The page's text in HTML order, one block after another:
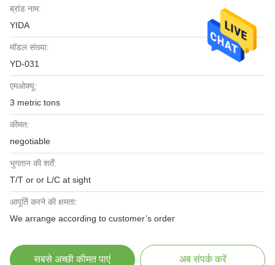
ब्रांड नाम:
YIDA
मॉडल संख्या:
YD-031
एमओक्यू:
3 metric tons
कीमत:
negotiable
भुगतान की शर्तें:
T/T or or L/C at sight
आपूर्ति करने की क्षमता:
We arrange according to customer’s order
सबसे अच्छी कीमत पाएं अब संपर्क करें